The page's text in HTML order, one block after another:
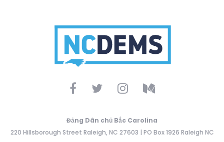
Đảng Dân chủ Bắc Carolina
220 Hillsborough Street Raleigh, NC 27603 | PO Box 1926 Raleigh NC